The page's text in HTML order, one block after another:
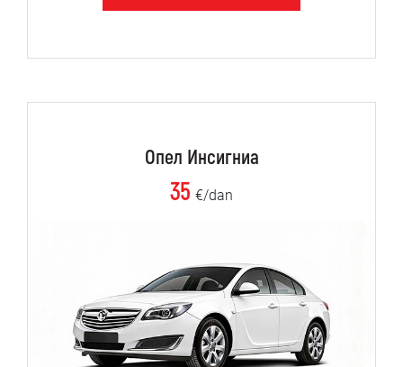
Опел Инсигниа
35 €/dan